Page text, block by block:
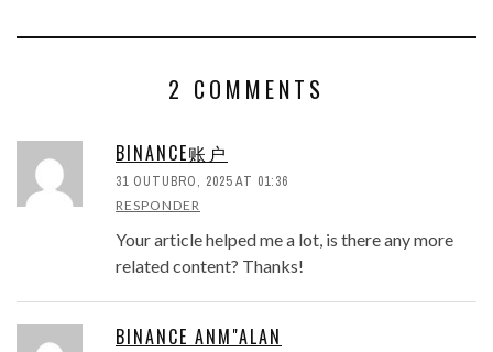
2 COMMENTS
BINANCE账户
31 OUTUBRO, 2025 AT 01:36
RESPONDER
Your article helped me a lot, is there any more
related content? Thanks!
BINANCE ANM"ALAN